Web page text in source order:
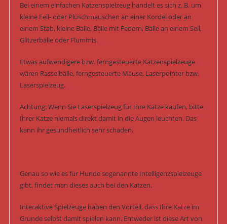
Bei einem einfachen Katzenspielzeug handelt es sich z. B. um
kleine Fell- oder Plüschmäuschen an einer Kordel oder an
einem Stab, kleine Bälle, Bälle mit Federn, Bälle an einem Seil,
Glitzerbälle oder Flummis.
Etwas aufwendigere bzw. ferngesteuerte Katzenspielzeuge
wären Rasselbälle, ferngesteuerte Mäuse, Laserpointer bzw.
Laserspielzeug.
Achtung: Wenn Sie Laserspielzeug für Ihre Katze kaufen, bitte
Ihrer Katze niemals direkt damit in die Augen leuchten. Das
kann ihr gesundheitlich sehr schaden.
Genau so wie es für Hunde sogenannte Intelligenzspielzeuge
gibt, findet man dieses auch bei den Katzen.
Interaktive Spielzeuge haben den Vorteil, dass Ihre Katze im
Grunde selbst damit spielen kann. Entweder ist diese Art von